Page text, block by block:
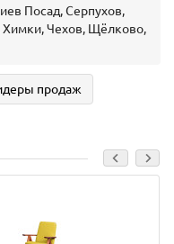
Посад, Серпухов,
Химки, Чехов, Щёлково,
продаж